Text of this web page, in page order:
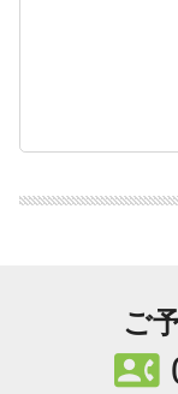
ご
contact_phone